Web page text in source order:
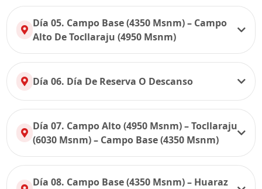
Día 05. Campo Base (4350 Msnm) – Campo
Alto De Tocllaraju (4950 Msnm)
Día 06. Día De Reserva O Descanso
Día 07. Campo Alto (4950 Msnm) – Tocllaraju
(6030 Msnm) – Campo Base (4350 Msnm)
Día 08. Campo Base (4350 Msnm) – Huaraz